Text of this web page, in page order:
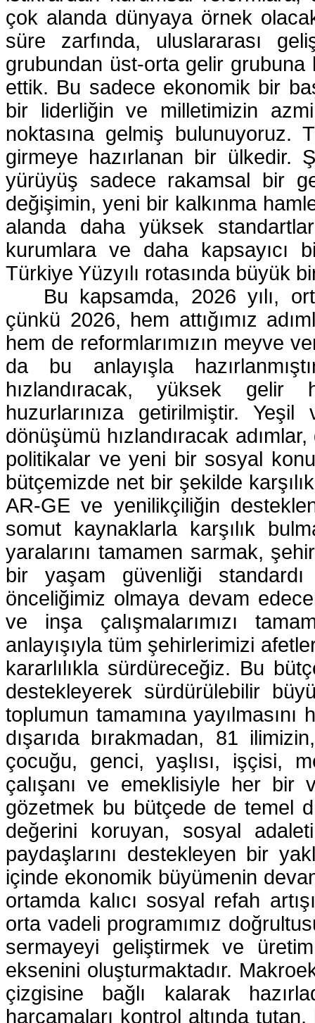
çok alanda dünyaya örnek
süre zarfında, uluslararası
grubundan üst-orta gelir grubuna
ettik. Bu sadece ekonomik bir
bir liderliğin ve milletimizin
noktasına gelmiş bulunuyoruz.
girmeye hazırlanan bir ülkedir.
yürüyüş sadece rakamsal bir
değişimin, yeni bir kalkınma
alanda daha yüksek
kurumlara ve daha kapsayıcı
Türkiye Yüzyılı rotasında büyük
Bu kapsamda, 2026 yılı,
çünkü 2026, hem attığımız
hem de reformlarımızın meyve
da bu anlayışla
hızlandıracak, yüksek gelir
huzurlarınıza getirilmiştir.
dönüşümü hızlandıracak
politikalar ve yeni bir sosyal
bütçemizde net bir şekilde
AR-GE ve yenilikçiliğin
somut kaynaklarla karşılık
yaralarını tamamen sarmak,
bir yaşam güvenliği
önceliğimiz olmaya devam
ve inşa çalışmalarımızı
anlayışıyla tüm şehirlerimizi
kararlılıkla sürdüreceğiz. Bu
destekleyerek sürdürülebilir
toplumun tamamına
dışarıda bırakmadan, 81
çocuğu, genci, yaşlısı, işçisi,
çalışanı ve emeklisiyle her bir
gözetmek bu bütçede de temel
değerini koruyan, sosyal
paydaşlarını destekleyen bir
içinde ekonomik büyümenin
ortamda kalıcı sosyal refah
orta vadeli programımız
sermayeyi geliştirmek ve
eksenini oluşturmaktadır.
çizgisine bağlı kalarak
harcamaları kontrol altında